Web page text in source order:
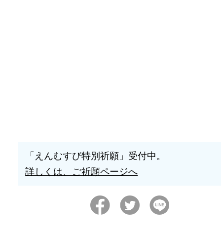
「えんむすび特別祈願」受付中。
詳しくは、ご祈願ページへ